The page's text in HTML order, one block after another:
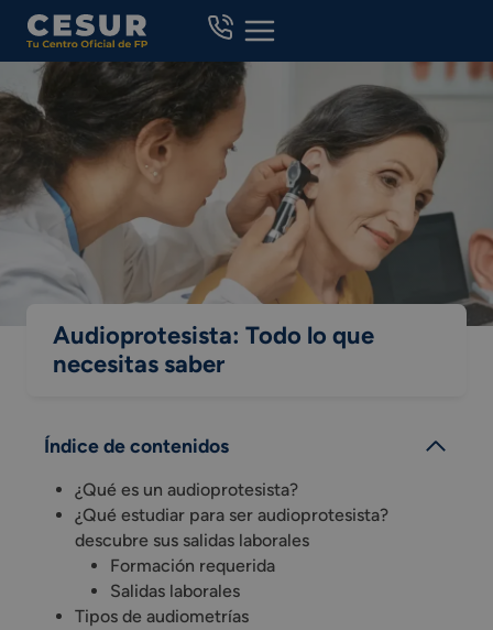
Skip
content
Audioprotesista: Todo lo que
necesitas saber
Índice de contenidos
¿Qué es un audioprotesista?
¿Qué estudiar para ser audioprotesista?
descubre sus salidas laborales
Formación requerida
Salidas laborales
Tipos de audiometrías